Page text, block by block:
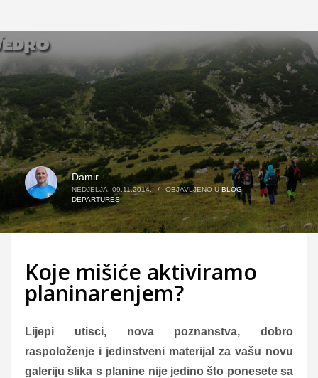
Damir
NEDJELJA, 09.11.2014. / OBJAVLJENO UBLOG
DEPARTURES
Koje mišiće aktiviramo
planinarenjem?
Lijepi utisci, nova poznanstva, dobro
raspoloženje i jedinstveni materijal za vašu novu
galeriju slika s planine nije jedino što ponesete sa